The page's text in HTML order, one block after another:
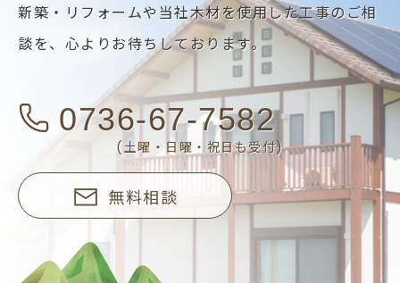
新築・リフォームや当社木材を使用した工事のご相
談を、 心よりお待ちしております。
0736-67-7582
(土曜・日曜・祝日も受付)
無料相談